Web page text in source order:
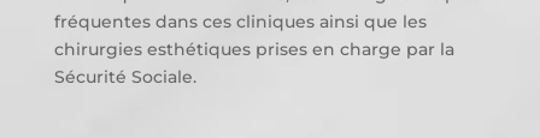
fréquentes dans ces cliniques ainsi que les
chirurgies esthétiques prises en charge par la
Sécurité Sociale.